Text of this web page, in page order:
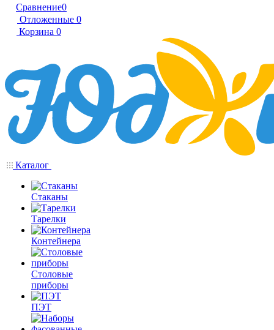
Сравнение0
Отложенные 0
Корзина 0
Каталог
Стаканы
Тарелки
Контейнера
Столовые
приборы
ПЭТ